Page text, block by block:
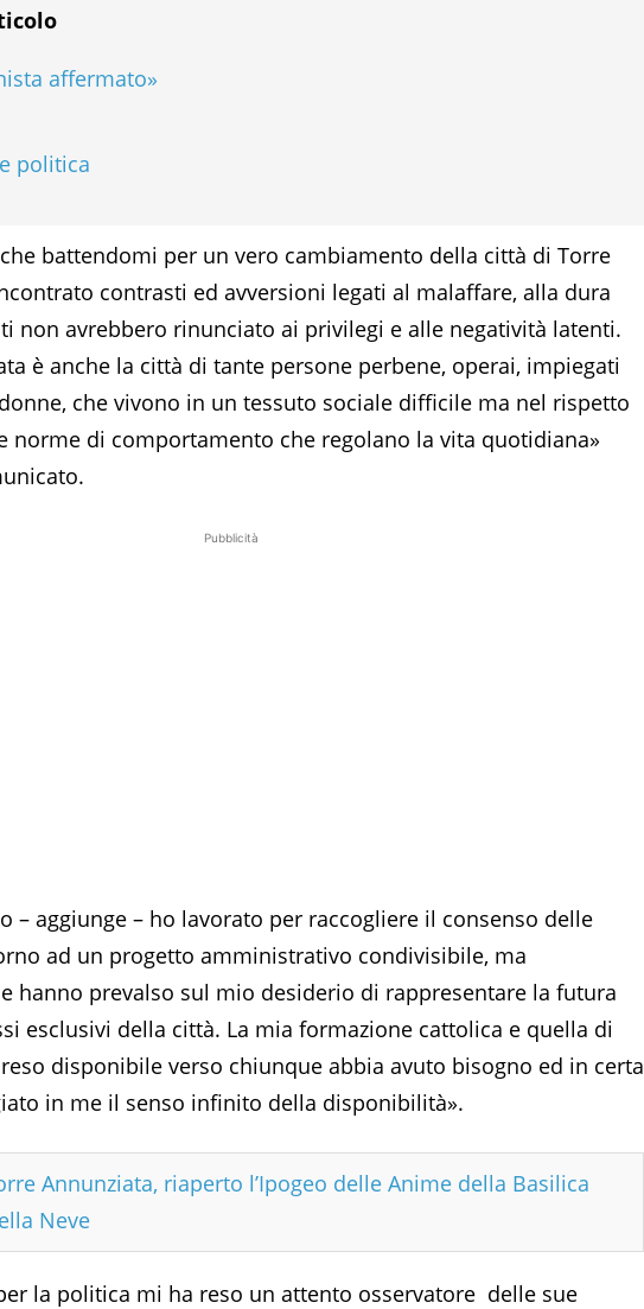
affermato»
politica
battendomi per un vero cambiamento della città di Torre
contrasti ed avversioni legati al malaffare, alla dura
non avrebbero rinunciato ai privilegi e alle negatività latenti.
è anche la città di tante persone perbene, operai, impiegati
che vivono in un tessuto sociale difficile ma nel rispetto
norme di comportamento che regolano la vita quotidiana»
Pubblicità
– aggiunge – ho lavorato per raccogliere il consenso delle
ad un progetto amministrativo condivisibile, ma
hanno prevalso sul mio desiderio di rappresentare la futura
esclusivi della città. La mia formazione cattolica e quella di
disponibile verso chiunque abbia avuto bisogno ed in certa
in me il senso infinito della disponibilità».
Annunziata, riaperto l’Ipogeo delle Anime della Basilica
Neve
la politica mi ha reso un attento osservatore delle sue